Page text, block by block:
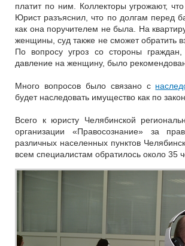
платит по ним. Коллекторы угрожают, что
Юрист разъяснил, что по долгам перед
как она поручителем не была. На
женщины, суд также не сможет обратить
По вопросу угроз со стороны
давление на женщину, было
Много вопросов было связано с
будет наследовать имущество как по
Всего к юристу Челябинской
организации «Правосознание» за
различных населенных пунктов
всем специалистам обратилось около 35